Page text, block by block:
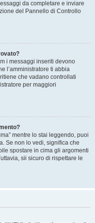
da completare e inviare
del Pannello di Controllo
i messaggi inseriti devono
l’amministratore ti abbia
che vadano controllati
per maggiori
mentre lo stai leggendo, puoi
Se non lo vedi, significa che
spostare in cima gli argomenti
sii sicuro di rispettare le